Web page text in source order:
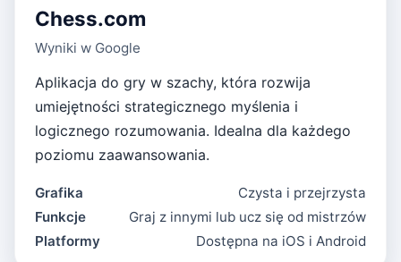
Chess.com
Wyniki w Google
Aplikacja do gry w szachy, która rozwija
umiejętności strategicznego myślenia i
logicznego rozumowania. Idealna dla każdego
poziomu zaawansowania.
Grafika
Czysta i przejrzysta
Funkcje
Graj z innymi lub ucz się od mistrzów
Platformy
Dostępna na iOS i Android